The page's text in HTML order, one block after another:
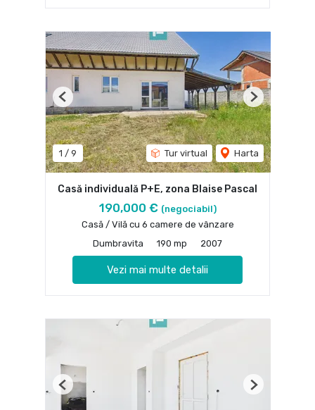
1 / 9 Tur virtual Harta
Previous Next
Casă individuală P+E, zona Blaise Pascal
190,000 € (negociabil)
Casă / Vilă cu 6 camere de vânzare
Dumbravita
190 mp 2007
Vezi mai multe detalii
Previous Next